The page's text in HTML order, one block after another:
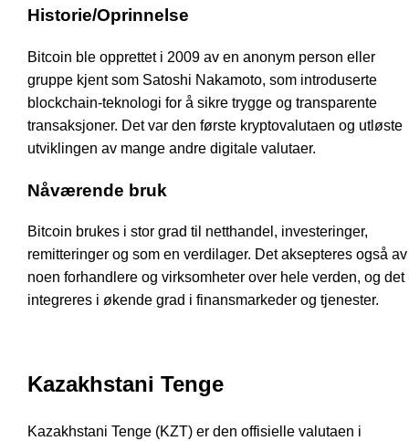
Historie/Oprinnelse
Bitcoin ble opprettet i 2009 av en anonym person eller
gruppe kjent som Satoshi Nakamoto, som introduserte
blockchain-teknologi for å sikre trygge og transparente
transaksjoner. Det var den første kryptovalutaen og utløste
utviklingen av mange andre digitale valutaer.
Nåværende bruk
Bitcoin brukes i stor grad til netthandel, investeringer,
remitteringer og som en verdilager. Det aksepteres også av
noen forhandlere og virksomheter over hele verden, og det
integreres i økende grad i finansmarkeder og tjenester.
Kazakhstani Tenge
Kazakhstani Tenge (KZT) er den offisielle valutaen i